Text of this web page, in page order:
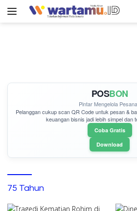
POSBON
Pintar Mengelola
Pelanggan cukupscan QR Codeuntuk pesan &
keuangan bisnis jadi lebih simpel dan
Coba Gratis
Download
75 Tahun